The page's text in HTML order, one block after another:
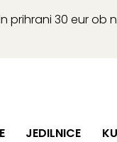
prihrani 30 eur
JEDILNICE